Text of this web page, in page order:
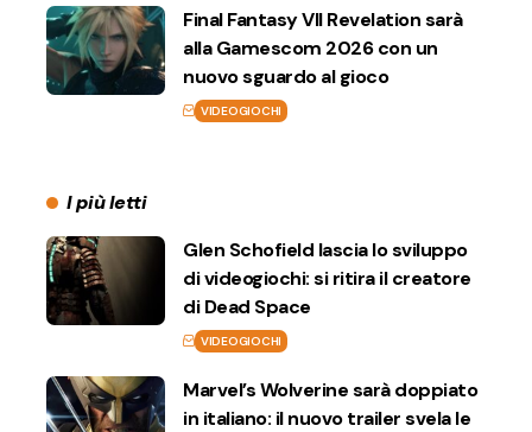
Final Fantasy VII Revelation sarà
alla Gamescom 2026 con un
nuovo sguardo al gioco
VIDEOGIOCHI
I più letti
Glen Schofield lascia lo sviluppo
di videogiochi: si ritira il creatore
di Dead Space
VIDEOGIOCHI
Marvel’s Wolverine sarà doppiato
in italiano: il nuovo trailer svela le